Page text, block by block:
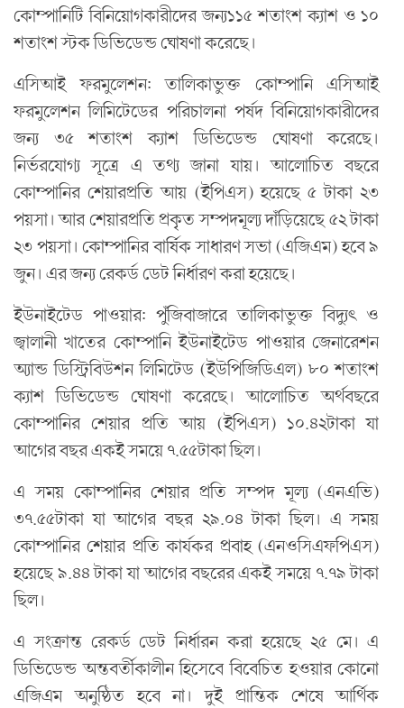
কোম্পানিটি বিনিয়োগকারীদের জন্য১১৫ শতাংশ ক্যাশ ও ১০
শতাংশ স্টক ডিভিডেন্ড ঘোষণা করেছে।
এসিআই ফরমুলেশন: তালিকাভুক্ত কোম্পানি এসিআই
ফরমুলেশন লিমিটেডের পরিচালনা পর্ষদ বিনিয়োগকারীদের
জন্য ৩৫ শতাংশ ক্যাশ ডিভিডেন্ড ঘোষণা করেছে।
নির্ভরযোগ্য সূত্রে এ তথ্য জানা যায়। আলোচিত বছরে
কোম্পানির শেয়ারপ্রতি আয় (ইপিএস) হয়েছে ৫ টাকা ২৩
পয়সা। আর শেয়ারপ্রতি প্রকৃত সম্পদমূল্য দাঁড়িয়েছে ৫২ টাকা
২৩ পয়সা। কোম্পানির বার্ষিক সাধারণ সভা (এজিএম) হবে ৯
জুন। এর জন্য রেকর্ড ডেট নির্ধারণ করা হয়েছে।
ইউনাইটেড পাওয়ার: পুঁজিবাজারে তালিকাভুক্ত বিদ্যুৎ ও
জ্বালানী খাতের কোম্পানি ইউনাইটেড পাওয়ার জেনারেশন
অ্যান্ড ডিস্ট্রিবিউশন লিমিটেড (ইউপিজিডিএল) ৮০ শতাংশ
ক্যাশ ডিভিডেন্ড ঘোষণা করেছে। আলোচিত অর্থবছরে
কোম্পানির শেয়ার প্রতি আয় (ইপিএস) ১০.৪২টাকা যা
আগের বছর একই সময়ে ৭.৫৫টাকা ছিল।
এ সময় কোম্পানির শেয়ার প্রতি সম্পদ মূল্য (এনএভি)
৩৭.৫৫টাকা যা আগের বছর ২৯.০৪ টাকা ছিল। এ সময়
কোম্পানির শেয়ার প্রতি কার্যকর প্রবাহ (এনওসিএফপিএস)
হয়েছে ৯.৪৪ টাকা যা আগের বছরের একই সময়ে ৭.৭৯ টাকা
ছিল।
এ সংক্রান্ত রেকর্ড ডেট নির্ধারন করা হয়েছে ২৫ মে। এ
ডিভিডেন্ড অন্তবর্তীকালীন হিসেবে বিবেচিত হওয়ার কোনো
এজিএম অনুষ্ঠিত হবে না। দুই প্রান্তিক শেষে আর্থিক